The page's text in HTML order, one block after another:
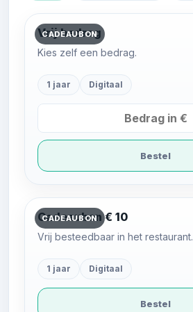
CADEAUBON
Vrij bedrag
Kies zelf een bedrag.
1 jaar Digitaal
Bestel
CADEAUBON
Cadeaubon € 10
Vrij besteedbaar in het restaurant.
1 jaar Digitaal
Bestel